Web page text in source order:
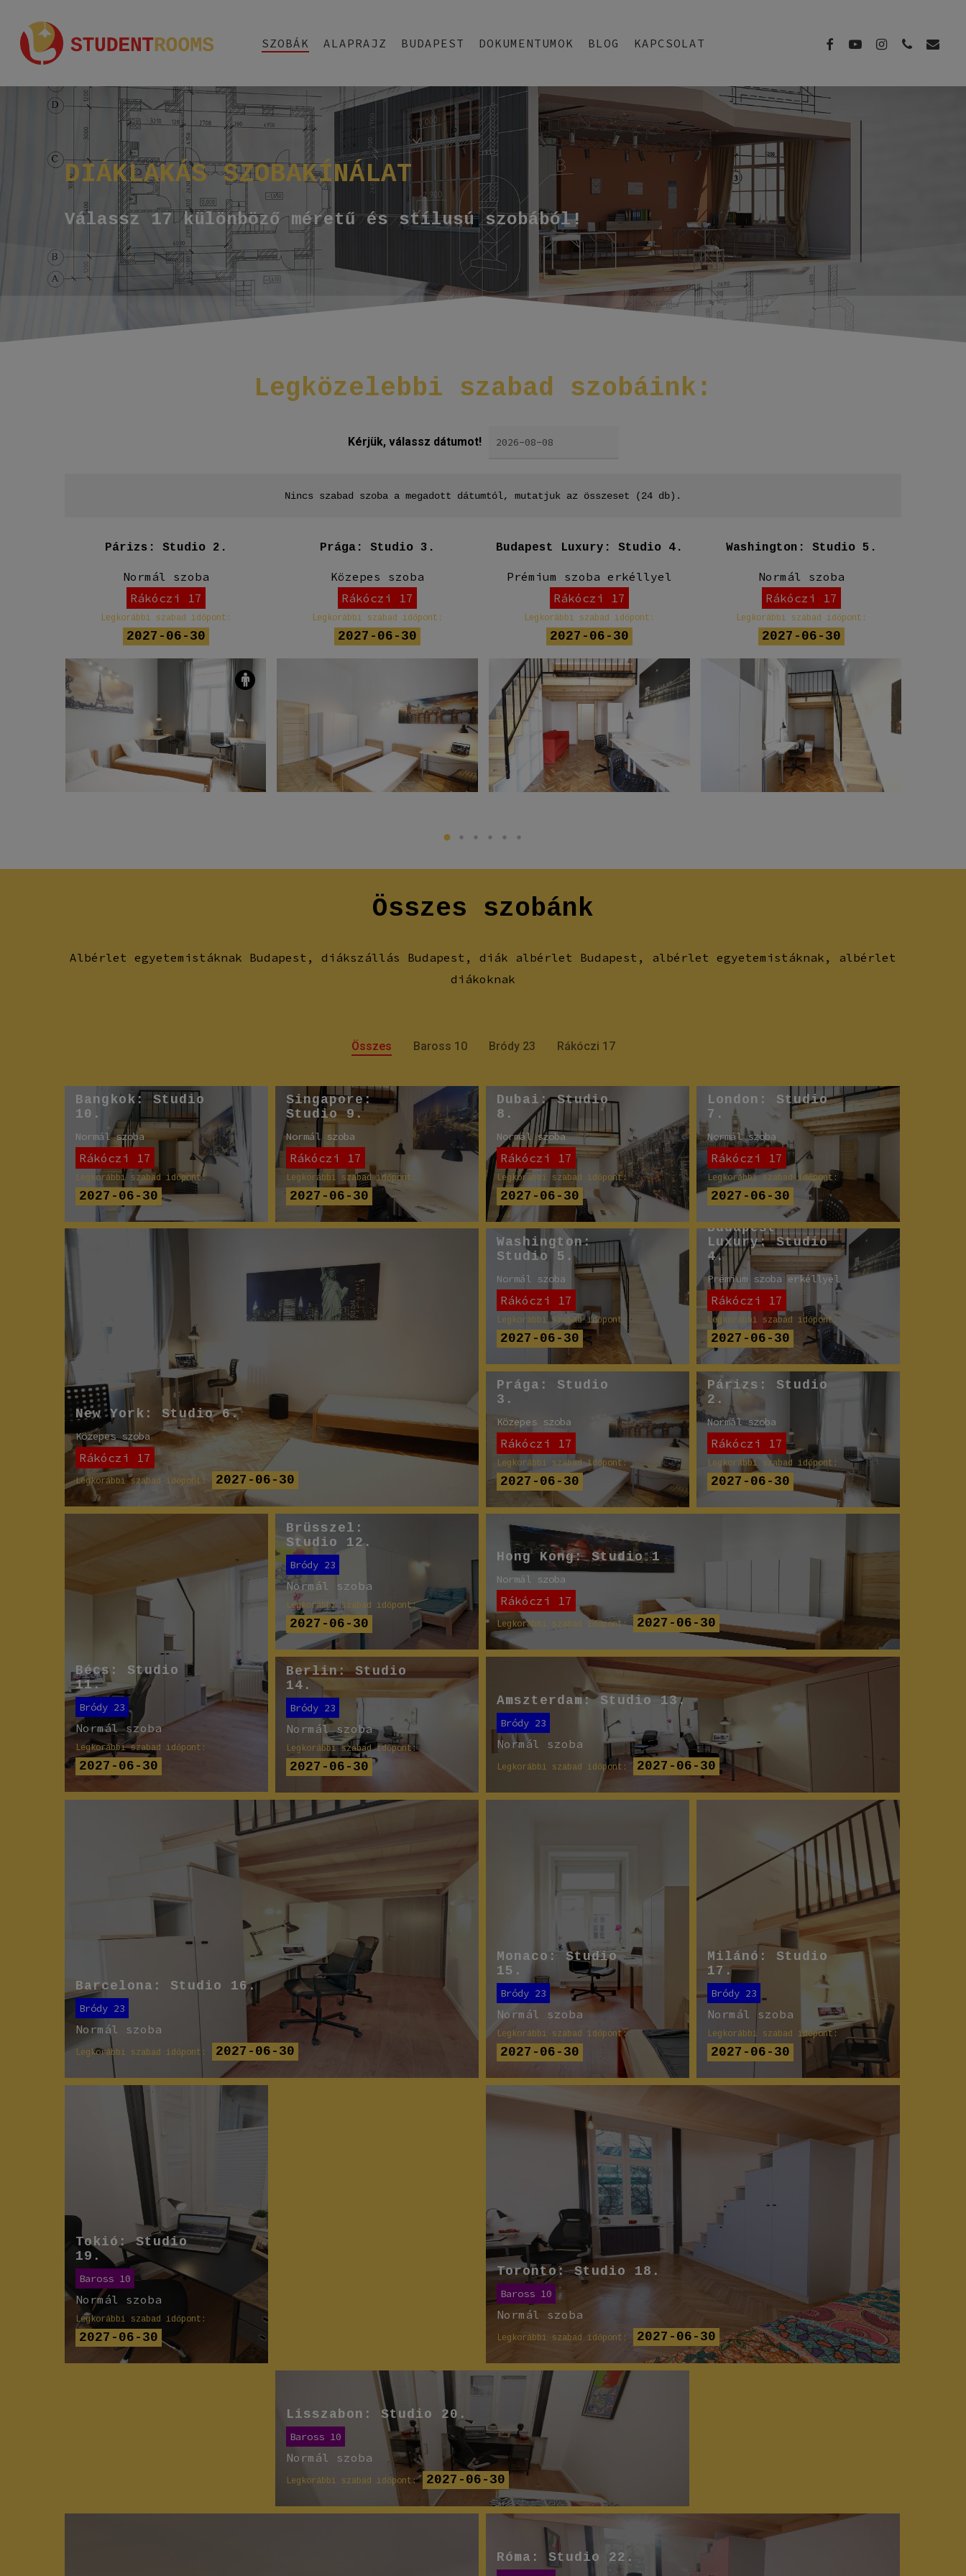
main
SZOBÁK ALAPRAJZ BUDAPEST DOKUMENTUMOK BLOG KAPCSOLAT FACEBOOK
YOUTUBEINSTAGRAM
PHONEEMAIL
DIÁKLAKÁS SZOBAKÍNÁLAT
Válassz 17 különböző méretű és stílusú szobából!
Legközelebbi szabad szobáink:
Kérjük, válassz dátumot!
Nincs szabad szoba a megadott dátumtól, mutatjuk az összeset (24 db).
Párizs: Studio 2.
Normál szoba
Rákóczi 17
Legkorábbi szabad időpont:
2027-06-30
Prága: Studio 3.
Közepes szoba
Rákóczi 17
Legkorábbi szabad időpont:
2027-06-30
Budapest Luxury: Studio 4.
Prémium szoba erkéllyel
Rákóczi 17
Legkorábbi szabad időpont:
2027-06-30
Washington: Studio 5.
Normál szoba
Rákóczi 17
Legkorábbi szabad időpont:
2027-06-30
Összes szobánk
Albérlet egyetemistáknak Budapest, diákszállás Budapest, diák albérlet Budapest, albérlet egyetemistáknak, albérlet
diákoknak
Összes Baross 10 Bródy 23 Rákóczi 17
Bangkok: Studio
10.
Normál szoba
Rákóczi 17
Legkorábbi szabad időpont:
2027-06-30
Singapore:
Studio 9.
Normál szoba
Rákóczi 17
Legkorábbi szabad időpont:
2027-06-30
Dubai: Studio
8.
Normál szoba
Rákóczi 17
Legkorábbi szabad időpont:
2027-06-30
London: Studio
7.
Normál szoba
Rákóczi 17
Legkorábbi szabad időpont:
2027-06-30
New York: Studio 6.
Közepes szoba
Rákóczi 17
Legkorábbi szabad időpont: 2027-06-30
Washington:
Studio 5.
Normál szoba
Rákóczi 17
Legkorábbi szabad időpont:
2027-06-30
Budapest
Luxury: Studio
4.
Prémium szoba erkéllyel
Rákóczi 17
Legkorábbi szabad időpont:
2027-06-30
Prága: Studio
3.
Közepes szoba
Rákóczi 17
Legkorábbi szabad időpont:
2027-06-30
Párizs: Studio
2.
Normál szoba
Rákóczi 17
Legkorábbi szabad időpont:
2027-06-30
Hong Kong: Studio 1
Normál szoba
Rákóczi 17
Legkorábbi szabad időpont: 2027-06-30
Bécs: Studio
11.
Bródy 23
Normál szoba
Legkorábbi szabad időpont:
2027-06-30
Brüsszel:
Studio 12.
Bródy 23
Normál szoba
Legkorábbi szabad időpont:
2027-06-30
Amszterdam: Studio 13.
Bródy 23
Normál szoba
Legkorábbi szabad időpont: 2027-06-30
Berlin: Studio
14.
Bródy 23
Normál szoba
Legkorábbi szabad időpont:
2027-06-30
Monaco: Studio
15.
Bródy 23
Normál szoba
Legkorábbi szabad időpont:
2027-06-30
Barcelona: Studio 16.
Bródy 23
Normál szoba
Legkorábbi szabad időpont: 2027-06-30
Milánó: Studio
17.
Bródy 23
Normál szoba
Legkorábbi szabad időpont:
2027-06-30
Toronto: Studio 18.
Baross 10
Normál szoba
Legkorábbi szabad időpont: 2027-06-30
Tokió: Studio
19.
Baross 10
Normál szoba
Legkorábbi szabad időpont:
2027-06-30
Lisszabon: Studio 20.
Baross 10
Normál szoba
Legkorábbi szabad időpont: 2027-06-30
Róma: Studio 22.